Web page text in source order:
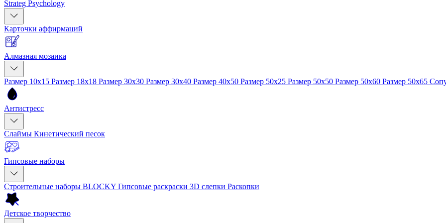
Strateg Psychology
Карточки аффирмаций
Алмазная мозаика
Размер 10x15 Размер 18x18 Размер 30x30 Размер 30x40 Размер 40x50 Размер 50x25 Размер 50x50 Размер 50x60 Размер 50x65
Антистресс
Слаймы Кинетический песок
Гипсовые наборы
Строительные наборы BLOCKY Гипсовые раскраски 3D слепки Раскопки
Детское творчество